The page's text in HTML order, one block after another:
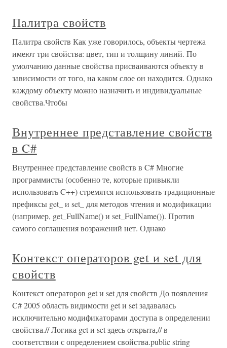
Палитра свойств
Палитра свойств Как уже говорилось, объекты чертежа
имеют три свойства: цвет, тип и толщину линий. По
умолчанию данные свойства присваиваются объекту в
зависимости от того, на каком слое он находится. Однако
каждому объекту можно назначить и индивидуальные
свойства.Чтобы
Внутреннее представление свойств
в C#
Внутреннее представление свойств в C# Многие
программисты (особенно те, которые привыкли
использовать C++) стремятся использовать традиционные
префиксы get_ и set_ для методов чтения и модификации
(например, get_FullName() и set_FullName()). Против
самого соглашения возражений нет. Однако
Контекст операторов get и set для
свойств
Контекст операторов get и set для свойств До появления
C# 2005 область видимости get и set задавалась
исключительно модификаторами доступа в определении
свойства.// Логика get и set здесь открыта,// в
соответствии с определением свойства.public string